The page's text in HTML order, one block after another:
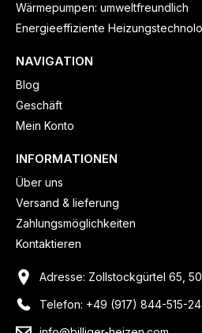
Wärmepumpen: umweltfreundlich
Energieeffiziente
NAVIGATION
Blog
Geschäft
Mein Konto
INFORMATIONEN
Über uns
Versand & lieferung
Zahlungsmöglichkeiten
Kontaktieren
Adresse: Zollstockgürtel 65,
Telefon: +49 (917) 844-515-24